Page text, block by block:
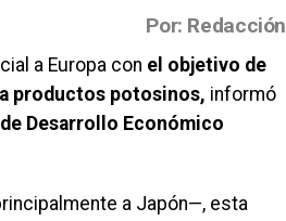
Por: Redacción
a Europa con el objetivo de
productos potosinos, informó
Desarrollo Económico
a Japón—, esta